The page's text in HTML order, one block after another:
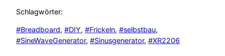
Schlagwörter:
#Breadboard, #DIY, #Frickeln, #selbstbau
#SineWaveGenerator, #Sinusgenerator, #XR2206